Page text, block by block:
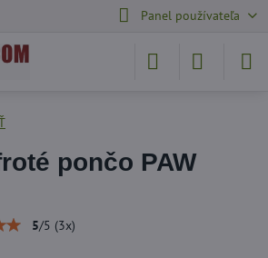
Panel používateľa
pončo PAW
5/5 (3x)